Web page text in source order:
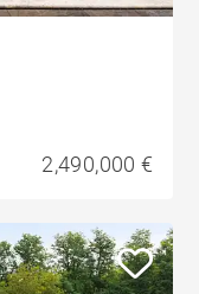
2,490,000 €